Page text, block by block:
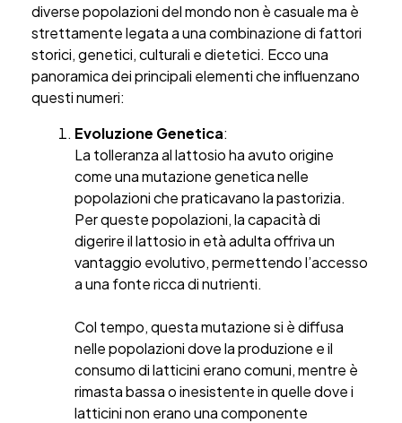
diverse popolazioni del mondo non è casuale ma è
strettamente legata a una combinazione di fattori
storici, genetici, culturali e dietetici. Ecco una
panoramica dei principali elementi che influenzano
questi numeri:
Evoluzione Genetica:
La tolleranza al lattosio ha avuto origine
come una mutazione genetica nelle
popolazioni che praticavano la pastorizia.
Per queste popolazioni, la capacità di
digerire il lattosio in età adulta offriva un
vantaggio evolutivo, permettendo l’accesso
a una fonte ricca di nutrienti.
Col tempo, questa mutazione si è diffusa
nelle popolazioni dove la produzione e il
consumo di latticini erano comuni, mentre è
rimasta bassa o inesistente in quelle dove i
latticini non erano una componente